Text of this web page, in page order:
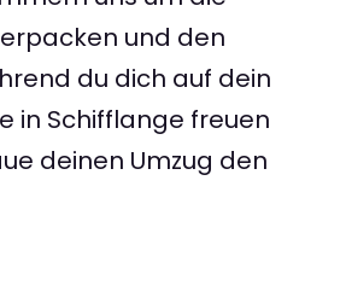
und den
du dich auf dein
in Schifflange freuen
deinen Umzug den